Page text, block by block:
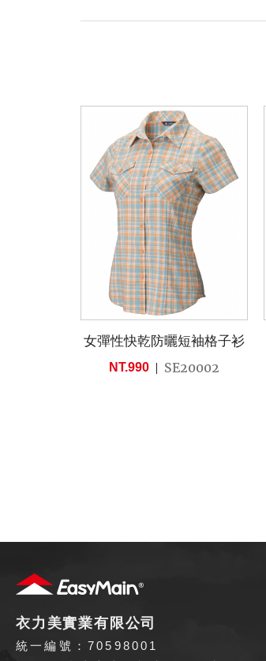
女彈性快乾防曬短袖格子衫
NT.990 SE20002
衣力美實業有限公司
統一編號：70598001